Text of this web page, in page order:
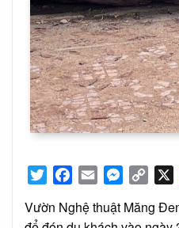
TwitterFacebook
Email
Copy
Vườn Nghệ thuật Măng